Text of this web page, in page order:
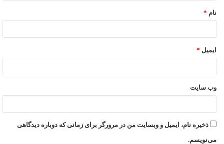
نام *
ایمیل *
وب‌ سایت
ذخیره نام، ایمیل و وبسایت من در مرورگر برای زمانی که دوباره دیدگاهی
می‌نویسم.